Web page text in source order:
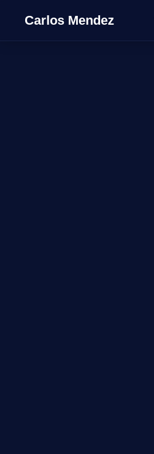
Carlos Mendez